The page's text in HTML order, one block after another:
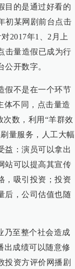
目的是通过好看的
初某网剧前台点击
2017年1、2月上
击量造假已成为行
开数字。
假不是在一个环节
体不同，点击量造
次数，利用“羊群效
量服务，人工大幅
益：演员可以拿出
站可以提高其宣传
，吸引投资；投资
后，公司估值也随
乃至整个社会造成
出成绩可以随意修
投资方评价网播剧